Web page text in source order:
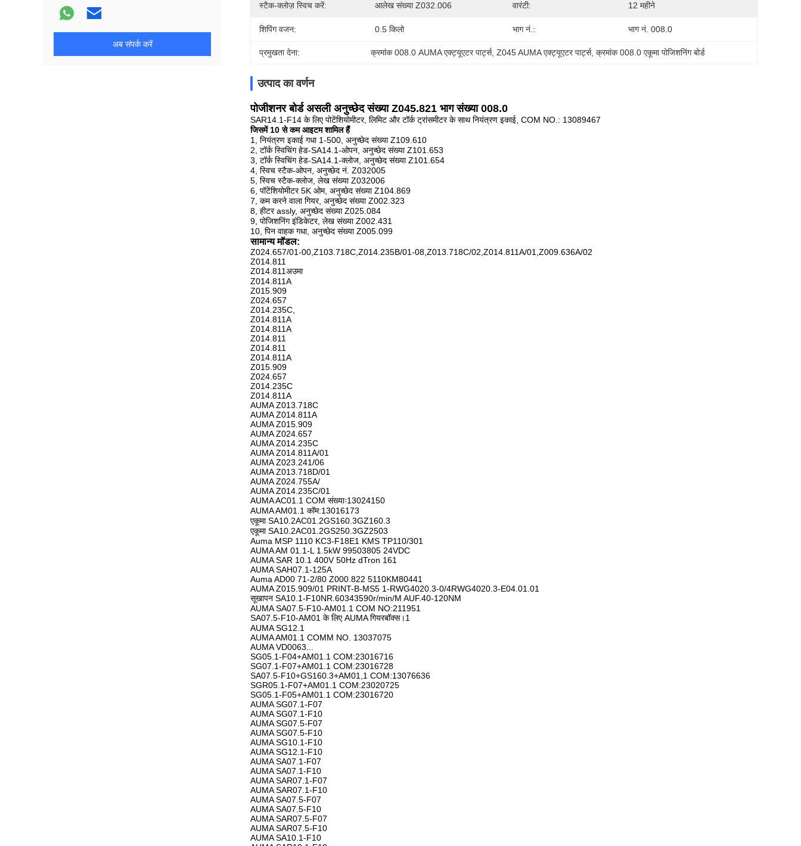
अब संपर्क करें
स्टैक-क्लोज़ स्विच करें: आलेख संख्या Z032.006 वारंटी: 12 महीने
शिपिंग वजन: 0.5 किलो भाग नं.: भाग नं. 008.0
प्रमुखता देना: क्रमांक 008.0 AUMA एक्ट्यूएटर पार्ट्स, Z045 AUMA एक्ट्यूएटर पार्ट्स, क्रमांक 008.0 एकूमा पोजिशनिंग बोर्ड
उत्पाद का वर्णन
पोजीशनर बोर्ड असली अनुच्छेद संख्या Z045.821 भाग संख्या 008.0
SAR14.1-F14 के लिए पोटेंशियोमीटर, लिमिट और टॉर्क ट्रांसमीटर के साथ नियंत्रण इकाई, COM NO.: 13089467
जिसमें 10 से कम आइटम शामिल हैं
1, नियंत्रण इकाई गधा 1-500, अनुच्छेद संख्या Z109.610
2, टॉर्क स्विचिंग हेड-SA14.1-ओपन, अनुच्छेद संख्या Z101.653
3, टॉर्क स्विचिंग हेड-SA14.1-क्लोज, अनुच्छेद संख्या Z101.654
4, स्विच स्टैक-ओपन, अनुच्छेद नं. Z032005
5, स्विच स्टैक-क्लोज, लेख संख्या Z032006
6, पॉटेंशियोमीटर 5K ओम, अनुच्छेद संख्या Z104.869
7, कम करने वाला गियर, अनुच्छेद संख्या Z002.323
8, हीटर assly, अनुच्छेद संख्या Z025.084
9, पोजिशनिंग इंडिकेटर, लेख संख्या Z002.431
10, पिन वाहक गधा, अनुच्छेद संख्या Z005.099
सामान्य मॉडल:
Z024.657/01-00,Z103.718C,Z014.235B/01-08,Z013.718C/02,Z014.811A/01,Z009.636A/02
Z014.811
Z014.811अउमा
Z014.811A
Z015.909
Z024.657
Z014.235C,
Z014.811A
Z014.811A
Z014.811
Z014.811
Z014.811A
Z015.909
Z024.657
Z014.235C
Z014.811A
AUMA Z013.718C
AUMA Z014.811A
AUMA Z015.909
AUMA Z024.657
AUMA Z014.235C
AUMA Z014.811A/01
AUMA Z023.241/06
AUMA Z013.718D/01
AUMA Z024.755A/
AUMA Z014.235C/01
AUMA AC01.1 COM संख्याः13024150
AUMA AM01.1 कॉम:13016173
एकूमा SA10.2AC01.2GS160.3GZ160.3
एकूमा SA10.2AC01.2GS250.3GZ2503
Auma MSP 1110 KC3-F18E1 KMS TP110/301
AUMA AM 01.1-L 1.5kW 99503805 24VDC
AUMA SAR 10.1 400V 50Hz dTron 161
AUMA SAH07.1-125A
Auma AD00 71-2/80 Z000.822 5110KM80441
AUMA Z015.909/01 PRINT-B-MS5 1-RWG4020.3-0/4RWG4020.3-E04.01.01
सूखापन SA10.1-F10NR.60343590r/min/M AUF.40-120NM
AUMA SA07.5-F10-AM01.1 COM NO:211951
SA07.5-F10-AM01 के लिए AUMA गियरबॉक्स।1
AUMA SG12.1
AUMA AM01.1 COMM NO. 13037075
AUMA VD0063...
SG05.1-F04+AM01.1 COM:23016716
SG07.1-F07+AM01.1 COM:23016728
SA07.5-F10+GS160.3+AM01,1 COM:13076636
SGR05.1-F07+AM01.1 COM:23020725
SG05.1-F05+AM01.1 COM:23016720
AUMA SG07.1-F07
AUMA SG07.1-F10
AUMA SG07.5-F07
AUMA SG07.5-F10
AUMA SG10.1-F10
AUMA SG12.1-F10
AUMA SA07.1-F07
AUMA SA07.1-F10
AUMA SAR07.1-F07
AUMA SAR07.1-F10
AUMA SA07.5-F07
AUMA SA07.5-F10
AUMA SAR07.5-F07
AUMA SAR07.5-F10
AUMA SA10.1-F10